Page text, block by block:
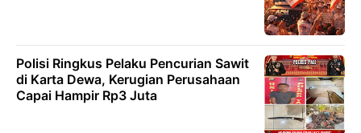
Polisi Ringkus Pelaku Pencurian Sawit
di Karta Dewa, Kerugian Perusahaan
Capai Hampir Rp3 Juta